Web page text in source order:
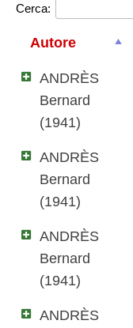
Cerca:
Autore
ANDRÈS
Bernard
(1941)
ANDRÈS
Bernard
(1941)
ANDRÈS
Bernard
(1941)
ANDRÈS